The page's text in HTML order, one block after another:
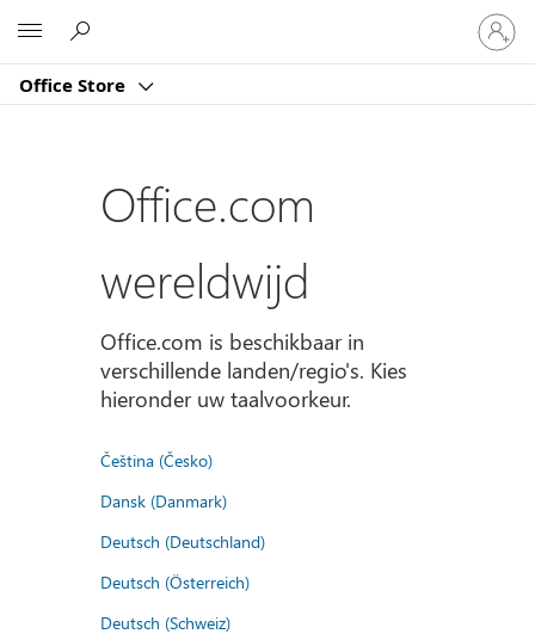
Office Store
Meld
je
aan
je
Office.com
wereldwijd
Office.com is beschikbaar in
verschillende landen/regio's. Kies
hieronder uw taalvoorkeur.
Čeština (Česko)
Dansk (Danmark)
Deutsch (Deutschland)
Deutsch (Österreich)
Deutsch (Schweiz)